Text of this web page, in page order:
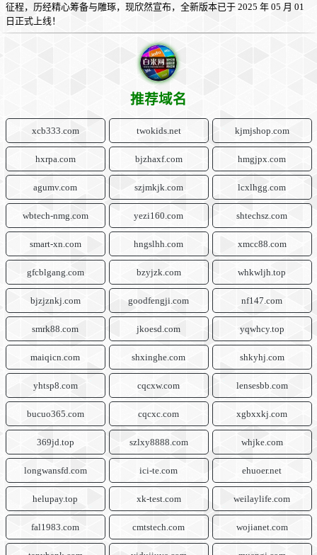
征程，历经精心筹备与雕琢，现欣然宣布，全新版本已于 2025 年 05 月 01
日正式上线！
推荐域名
xcb333.com twokids.net kjmjshop.com
hxrpa.com bjzhaxf.com hmgjpx.com
agumv.com szjmkjk.com lcxlhgg.com
wbtech-nmg.com yezi160.com shtechsz.com
smart-xn.com hngslhh.com xmcc88.com
gfcblgang.com bzyjzk.com whkwljh.top
bjzjznkj.com goodfengji.com nf147.com
smrk88.com jkoesd.com yqwhcy.top
maiqicn.com shxinghe.com shkyhj.com
yhtsp8.com cqcxw.com lensesbb.com
bucuo365.com cqcxc.com xgbxxkj.com
369jd.top szlxy8888.com whjke.com
longwansfd.com ici-te.com ehuoer.net
helupay.top xk-test.com weilaylife.com
fal1983.com cmtstech.com wojianet.com